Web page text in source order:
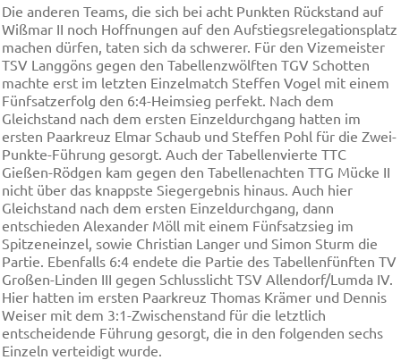
Die anderen Teams, die sich bei acht Punkten Rückstand auf
Wißmar II noch Hoffnungen auf den Aufstiegsrelegationsplatz
machen dürfen, taten sich da schwerer. Für den Vizemeister
TSV Langgöns gegen den Tabellenzwölften TGV Schotten
machte erst im letzten Einzelmatch Steffen Vogel mit einem
Fünfsatzerfolg den 6:4-Heimsieg perfekt. Nach dem
Gleichstand nach dem ersten Einzeldurchgang hatten im
ersten Paarkreuz Elmar Schaub und Steffen Pohl für die Zwei-
Punkte-Führung gesorgt. Auch der Tabellenvierte TTC
Gießen-Rödgen kam gegen den Tabellenachten TTG Mücke II
nicht über das knappste Siegergebnis hinaus. Auch hier
Gleichstand nach dem ersten Einzeldurchgang, dann
entschieden Alexander Möll mit einem Fünfsatzsieg im
Spitzeneinzel, sowie Christian Langer und Simon Sturm die
Partie. Ebenfalls 6:4 endete die Partie des Tabellenfünften TV
Großen-Linden III gegen Schlusslicht TSV Allendorf/Lumda IV.
Hier hatten im ersten Paarkreuz Thomas Krämer und Dennis
Weiser mit dem 3:1-Zwischenstand für die letztlich
entscheidende Führung gesorgt, die in den folgenden sechs
Einzeln verteidigt wurde.